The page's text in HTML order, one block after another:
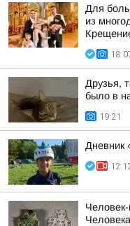
Для
из
Друзья,
было в
19:21
Дневник